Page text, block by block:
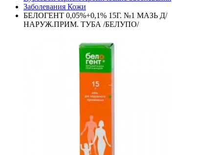
Заболевания Кожи
БЕЛОГЕНТ 0,05%+0,1% 15Г. №1 МАЗЬ Д/
НАРУЖ.ПРИМ. ТУБА /БЕЛУПО/